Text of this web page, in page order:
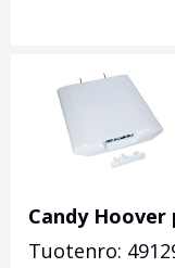
Candy Hoover
Tuotenro: